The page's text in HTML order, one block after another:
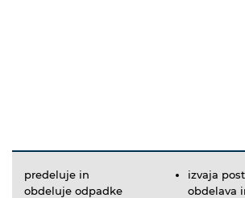
predeluje in
obdeluje odpadke
izvaja
obdelava